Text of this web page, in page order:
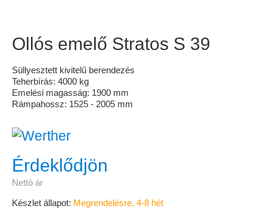
Ollós emelő Stratos S 39
Süllyesztett kivitelű berendezés
Teherbírás: 4000 kg
Emelési magasság: 1900 mm
Rámpahossz: 1525 - 2005 mm
Érdeklődjön
Nettó ár
Készlet állapot: Megrendelésre, 4-8 hét